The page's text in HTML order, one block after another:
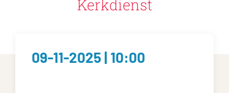
Kerkdienst
09-11-2025 | 10:00